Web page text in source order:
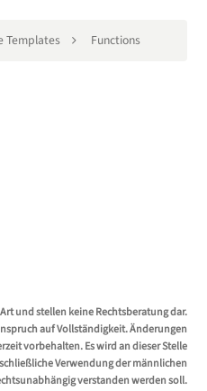
Templates Functions
und stellen keine Rechtsberatung dar.
auf Vollständigkeit. Änderungen
vorbehalten. Es wird an dieser Stelle
Verwendung der männlichen
verstanden werden soll.